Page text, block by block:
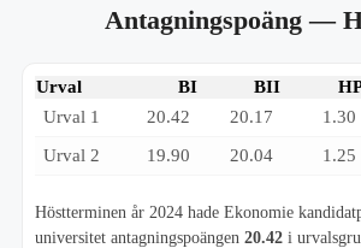
Antagningspoäng—
Urval BI BII
Urval 1
20.42 20.17 1.30
Urval 2
19.90 20.04 1.25
Höstterminen år 2024 hade Ekonomie
universitet antagningspoängen 20.42 i